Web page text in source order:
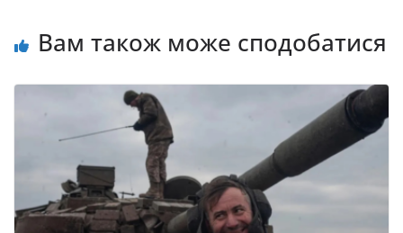
Вам також може сподобатися